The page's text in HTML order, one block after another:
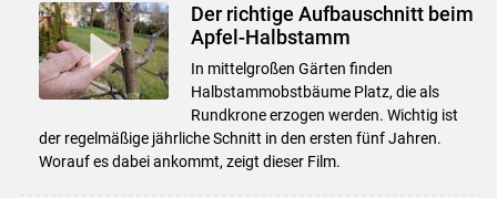
Der richtige Aufbauschnitt beim
Apfel-Halbstamm
In mittelgroßen Gärten finden
Halbstammobstbäume Platz, die als
Rundkrone erzogen werden. Wichtig ist
der regelmäßige jährliche Schnitt in den ersten fünf Jahren.
Worauf es dabei ankommt, zeigt dieser Film.